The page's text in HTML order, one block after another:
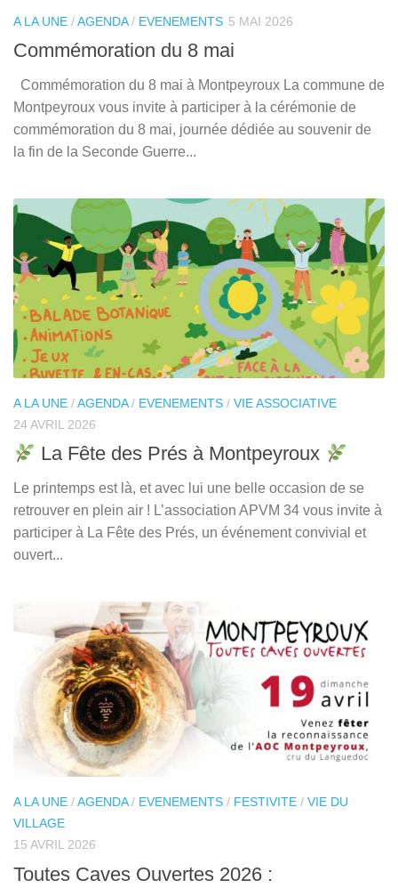
A LA UNE /AGENDA/ EVENEMENTS 5 MAI 2026
Commémoration du 8 mai
Commémoration du 8 mai à Montpeyroux La commune de
Montpeyroux vous invite à participer à la cérémonie de
commémoration du 8 mai, journée dédiée au souvenir de
la fin de la Seconde Guerre...
A LA UNE /AGENDA/ EVENEMENTS / VIE ASSOCIATIVE
24 AVRIL 2026
La Fête des Prés à Montpeyroux
Le printemps est là, et avec lui une belle occasion de se
retrouver en plein air ! L’association APVM 34 vous invite à
participer à La Fête des Prés, un événement convivial et
ouvert...
A LA UNE /AGENDA/ EVENEMENTS / FESTIVITE / VIE DU
VILLAGE
15 AVRIL 2026
Toutes Caves Ouvertes 2026 :